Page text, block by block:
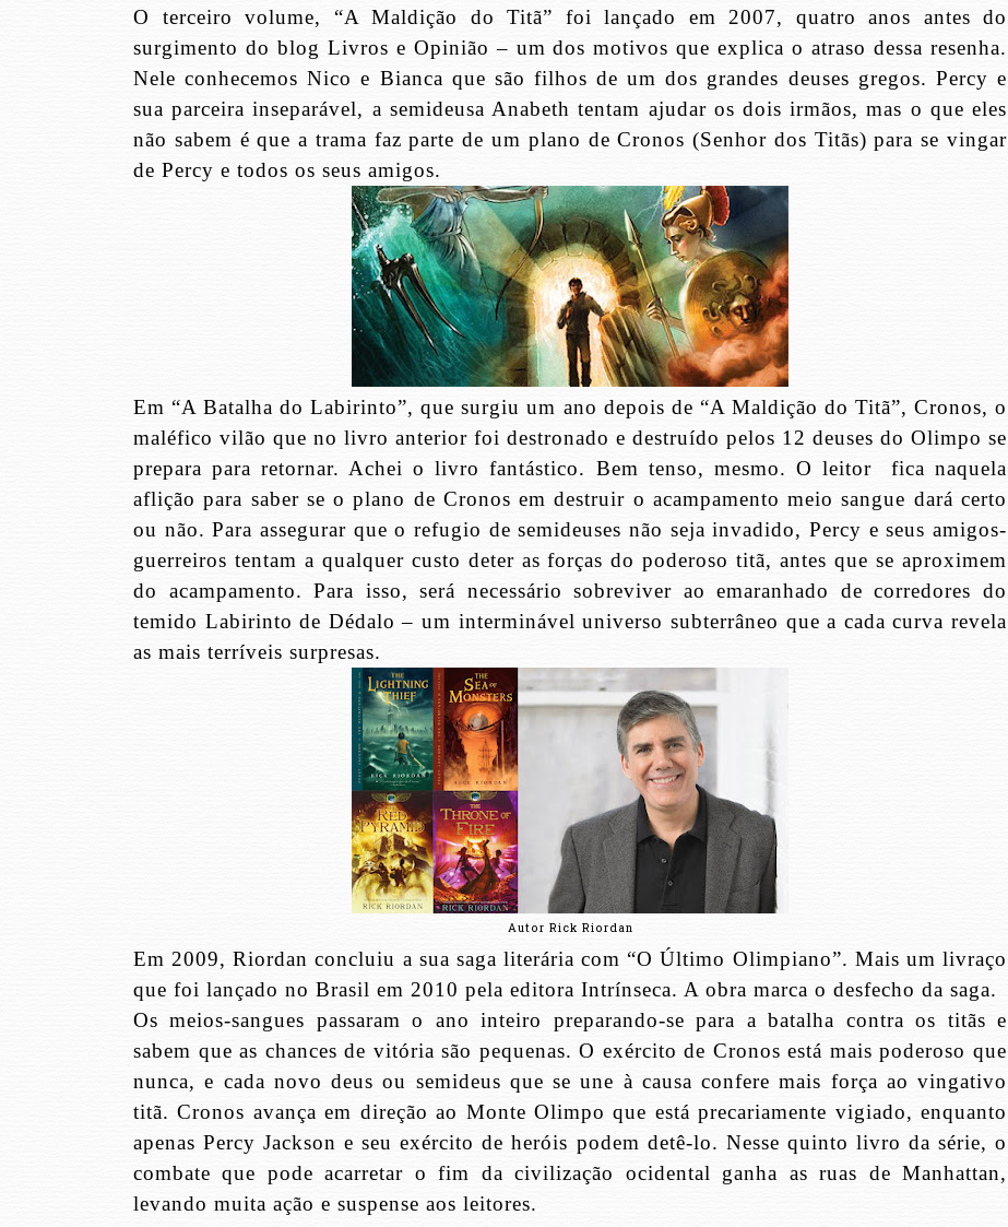
O terceiro volume, “A Maldição do Titã” foi lançado em 2007, quatro anos antes do
surgimento do blog Livros e Opinião – um dos motivos que explica o atraso dessa resenha.
Nele conhecemos Nico e Bianca que são filhos de um dos grandes deuses gregos. Percy e
sua parceira inseparável, a semideusa Anabeth tentam ajudar os dois irmãos, mas o que eles
não sabem é que a trama faz parte de um plano de Cronos (Senhor dos Titãs) para se vingar
de Percy e todos os seus amigos.
Em “A Batalha do Labirinto”, que surgiu um ano depois de “A Maldição do Titã”, Cronos, o
maléfico vilão que no livro anterior foi destronado e destruído pelos 12 deuses do Olimpo se
prepara para retornar. Achei o livro fantástico. Bem tenso, mesmo. O leitor
fica naquela
aflição para saber se o plano de Cronos em destruir o acampamento meio sangue dará certo
ou não. Para assegurar que o refugio de semideuses não seja invadido, Percy e seus amigos-
guerreiros tentam a qualquer custo deter as forças do poderoso titã, antes que se aproximem
do acampamento. Para isso, será necessário sobreviver ao emaranhado de corredores do
temido Labirinto de Dédalo – um interminável universo subterrâneo que a cada curva revela
as mais terríveis surpresas.
Autor Rick Riordan
Em 2009, Riordan concluiu a sua saga literária com “O Último Olimpiano”. Mais um livraço
que foi lançado no Brasil em 2010 pela editora Intrínseca. A obra marca o desfecho da saga.
Os meios-sangues passaram o ano inteiro preparando-se para a batalha contra os titãs e
sabem que as chances de vitória são pequenas. O exército de Cronos está mais poderoso que
nunca, e cada novo deus ou semideus que se une à causa confere mais força ao vingativo
titã. Cronos avança em direção ao Monte Olimpo que está precariamente vigiado, enquanto
apenas Percy Jackson e seu exército de heróis podem detê-lo. Nesse quinto livro da série, o
combate que pode acarretar o fim da civilização ocidental ganha as ruas de Manhattan,
levando muita ação e suspense aos leitores.